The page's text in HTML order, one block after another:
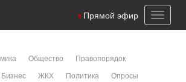
Toggle
Прямой эфир
Общество
Правопорядок
Бизнес ЖКХ Политика
Опросы